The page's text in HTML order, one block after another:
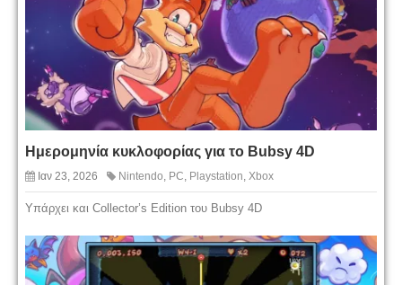
Ημερομηνία κυκλοφορίας για το Bubsy 4D
Ιαν 23, 2026 Nintendo, PC, Playstation, Xbox
Υπάρχει και Collector’s Edition του Bubsy 4D